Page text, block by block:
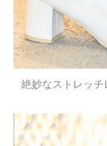
絶妙なストレッ